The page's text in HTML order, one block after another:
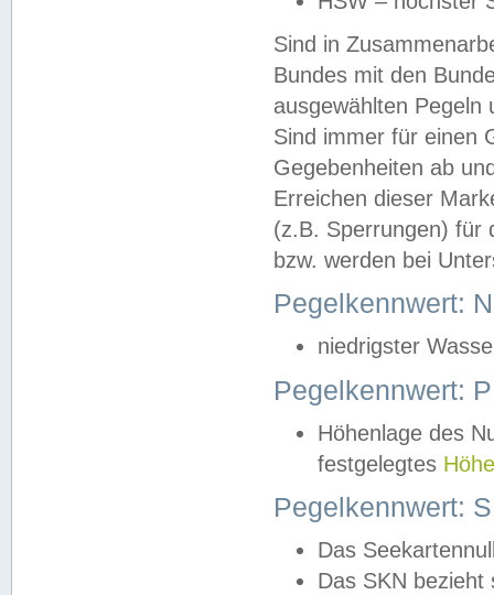
Sind in
Bundes mit den
ausgewählten
Sind immer für einen
Gegebenheiten ab
Erreichen dieser
(z.B. Sperrungen) für
bzw. werden bei
Pegelkennwert:
niedrigster
Pegelkennwert:
Höhenlage des
festgelegtes
Pegelkennwert:
Das
Das SKN